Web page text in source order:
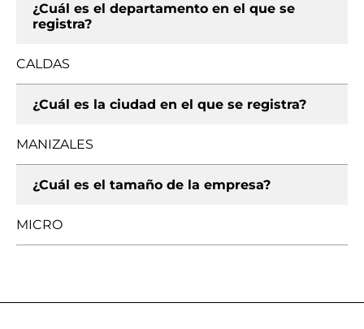
¿Cuál es el departamento en el que se
registra?
CALDAS
¿Cuál es la ciudad en el que se registra?
MANIZALES
¿Cuál es el tamaño de la empresa?
MICRO